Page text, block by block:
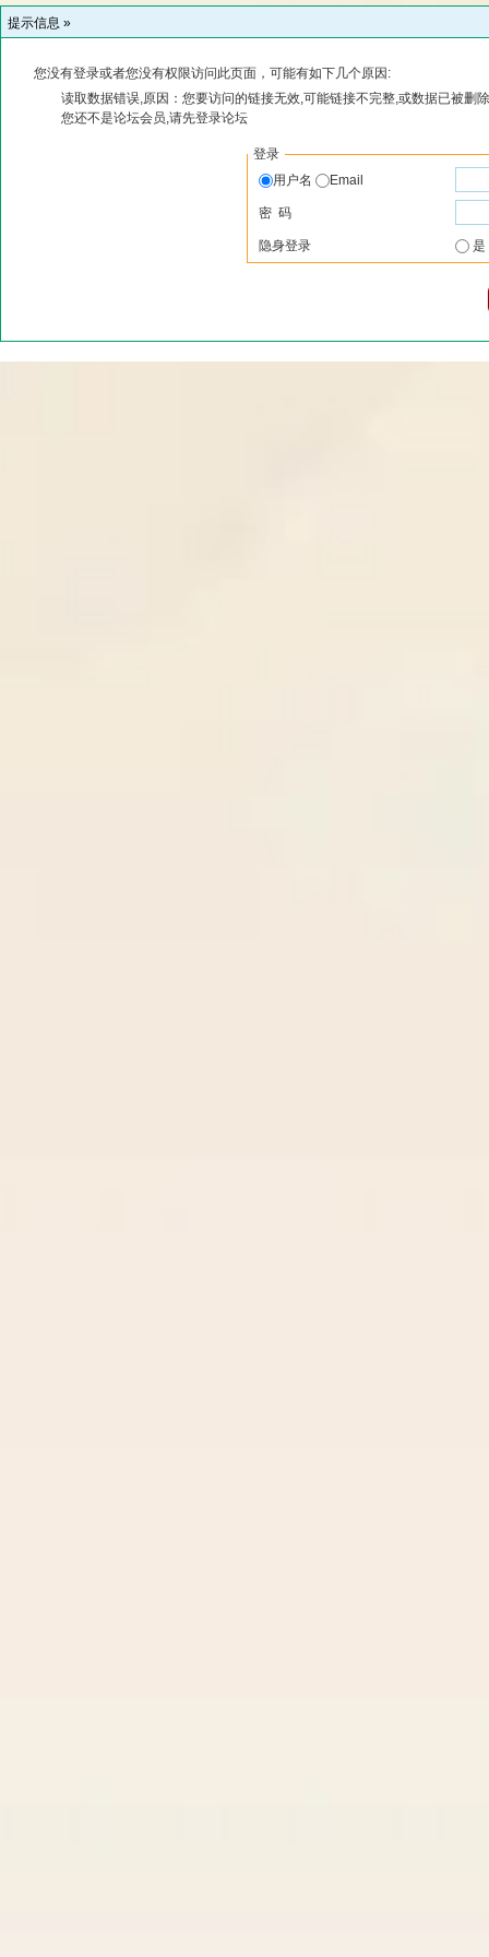
提示信息 »
您没有登录或者您没有权限访问此页面，可能有如下几个原因:
读取数据错误,原因：您要访问的链接无效,可能链接不完整,或数据已被删
您还不是论坛会员,请先登录论坛
登录
用户名
Email
密 码
隐身登录